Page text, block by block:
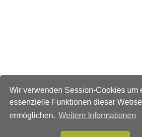
Wir verwenden Session-Cookies um
essenzielle Funktionen dieser
ermöglichen. Weitere Informationen